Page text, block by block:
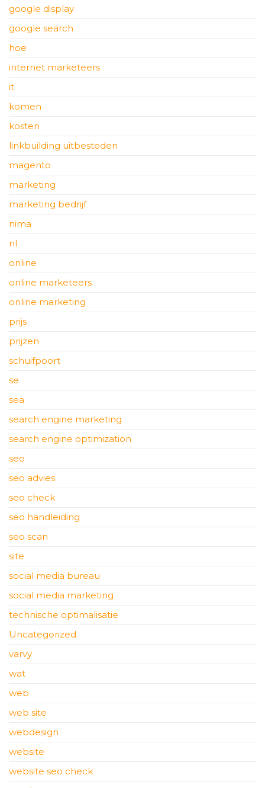
google display
google search
hoe
internet marketeers
it
komen
kosten
linkbuilding uitbesteden
magento
marketing
marketing bedrijf
nima
nl
online
online marketeers
online marketing
prijs
prijzen
schuifpoort
se
sea
search engine marketing
search engine optimization
seo
seo advies
seo check
seo handleiding
seo scan
site
social media bureau
social media marketing
technische optimalisatie
Uncategorized
varvy
wat
web
web site
webdesign
website
website seo check